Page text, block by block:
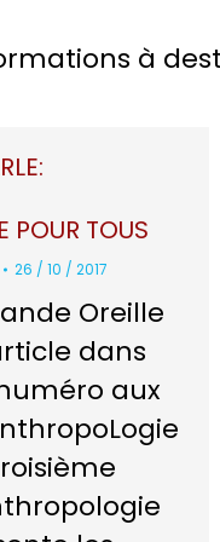
à
POUR TOUS
26 / 10 / 2017
Oreille
dans
aux